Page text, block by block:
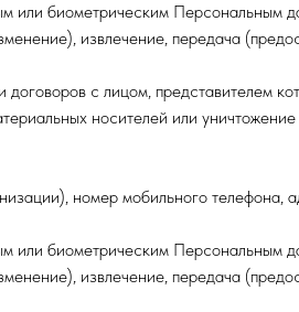
или биометрическим Персональным
извлечение, передача
с лицом, представителем
носителей или
номер мобильного телефона,
или биометрическим Персональным
извлечение, передача